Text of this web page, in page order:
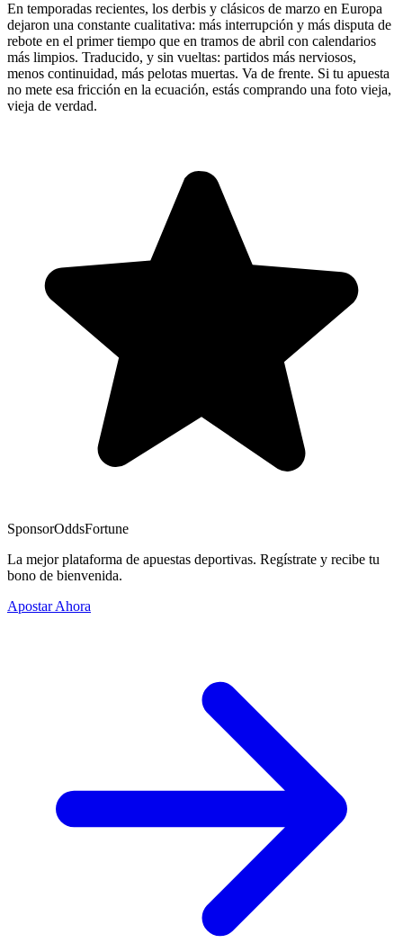
En temporadas recientes, los derbis y clásicos de marzo en Europa
dejaron una constante cualitativa: más interrupción y más disputa de
rebote en el primer tiempo que en tramos de abril con calendarios
más limpios. Traducido, y sin vueltas: partidos más nerviosos,
menos continuidad, más pelotas muertas. Va de frente. Si tu apuesta
no mete esa fricción en la ecuación, estás comprando una foto vieja,
vieja de verdad.
SponsorOddsFortune
La mejor plataforma de apuestas deportivas. Regístrate y recibe tu
bono de bienvenida.
Apostar Ahora